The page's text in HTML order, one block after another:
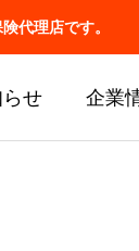
代理店です。
せ 企業